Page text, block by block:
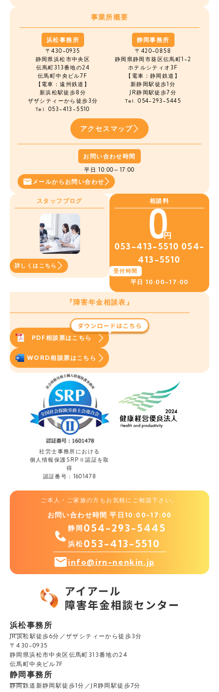
事業所概要
浜松事務所
〒430-0935
静岡県浜松市中央区
伝馬町313番地の24
伝馬町中央ビル7F
【電車：遠州鉄道】
新浜松駅徒歩8分
ザザシティーから徒歩3分
Tel. 053-413-5510
静岡事務所
〒420-0858
静岡県静岡市葵区伝馬町1-2
ホテルシティオ3F
【電車：静岡鉄道】
新静岡駅徒歩1分
JR静岡駅徒歩7分
Tel. 054-293-5445
アクセスマップ
お問い合わせ時間
平日 10:00～17:00
メールから お問い合わせ
スタッフブログ
詳しくはこちら
相談料
053-413-5510 054-
413-5510
受付時間
平日 10:00~17:00
『障害年金相談表』
PDF相談票はこちら
WORD相談票はこちら
社労士事務所における
個人情報保護SRPⅡ認証を取
得
認証番号：1601478
ご本人・ご家族の方もお気軽にご相談下さい。
お問い合わせ時間 平日10:00-17:00
静岡054-293-5445
浜松053-413-5510
info@irn-nenkin.jp
浜松事務所
JR浜松駅徒歩6分／ザザシティーから徒歩3分
〒430-0935
静岡県浜松市中央区伝馬町313番地の24
伝馬町中央ビル7F
静岡事務所
静岡鉄道新静岡駅徒歩1分／JR静岡駅徒歩7分